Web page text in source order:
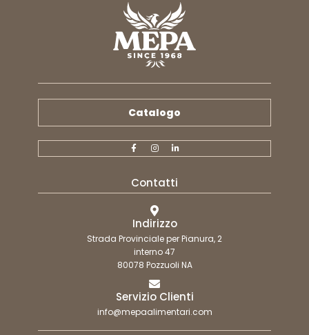
Catalogo
Contatti
Indirizzo
Strada Provinciale per Pianura, 2
interno 47
80078 Pozzuoli NA
Servizio Clienti
info@mepaalimentari.com